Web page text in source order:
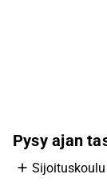
Pysy ajan
Sijoituskoulu